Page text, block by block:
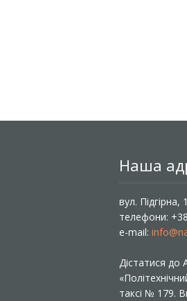
Наша
вул.
телефони:
e-mail:
Дістатися до
таксі № 179.